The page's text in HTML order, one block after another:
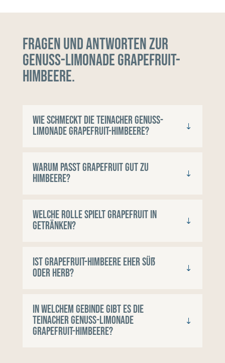
Fragen und Antworten zur
Genuss-Limonade Grapefruit-
Himbeere.
Wie schmeckt die Teinacher Genuss-
Limonade Grapefruit-Himbeere?
Warum passt Grapefruit gut zu
Himbeere?
Welche Rolle spielt Grapefruit in
Getränken?
Ist Grapefruit-Himbeere eher süß
oder herb?
In welchem Gebinde gibt es die
Teinacher Genuss-Limonade
Grapefruit-Himbeere?